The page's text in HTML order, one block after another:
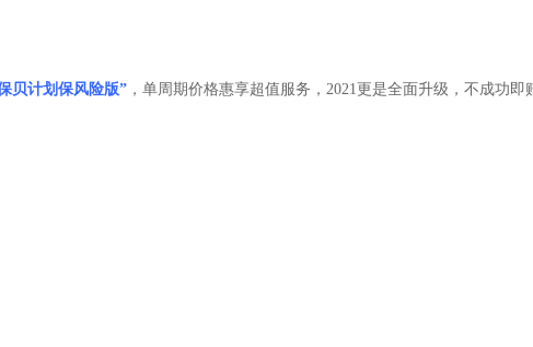
贝计划保风险版” ，单周期价格惠享超值服务，2021更是全面升级，不成功即